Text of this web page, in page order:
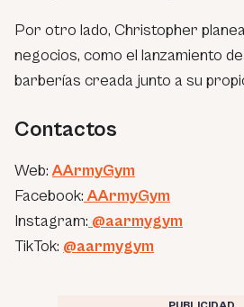
Por otro lado, Christopher
negocios, como el lanzamiento
barberías creada junto a su
Contactos
Web:AArmyGym
Facebook:AArmyGym
Instagram: @aarmygym
TikTok: @aarmygym